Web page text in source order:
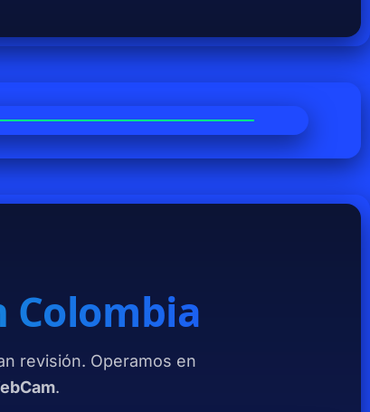
Colombia
revisión. Operamos en
.